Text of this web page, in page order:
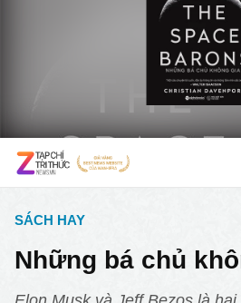
SÁCH HAY
Những bá chủ